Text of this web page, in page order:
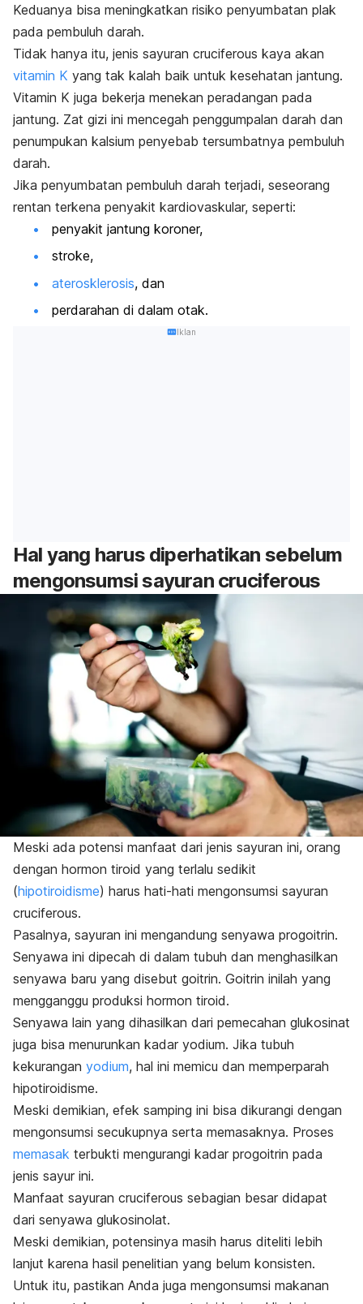
Keduanya bisa meningkatkan risiko penyumbatan plak
pada pembuluh darah.
Tidak hanya itu, jenis sayuran cruciferous kaya akan
vitamin K yang tak kalah baik untuk kesehatan jantung.
Vitamin K juga bekerja menekan peradangan pada
jantung. Zat gizi ini mencegah penggumpalan darah dan
penumpukan kalsium penyebab tersumbatnya pembuluh
darah.
Jika penyumbatan pembuluh darah terjadi, seseorang
rentan terkena penyakit kardiovaskular, seperti:
penyakit jantung koroner,
stroke,
aterosklerosis, dan
perdarahan di dalam otak.
Iklan
Hal yang harus diperhatikan sebelum
mengonsumsi sayuran cruciferous
Meski ada potensi manfaat dari jenis sayuran ini, orang
dengan hormon tiroid yang terlalu sedikit
(hipotiroidisme) harus hati-hati mengonsumsi sayuran
cruciferous.
Pasalnya, sayuran ini mengandung senyawa progoitrin.
Senyawa ini dipecah di dalam tubuh dan menghasilkan
senyawa baru yang disebut goitrin. Goitrin inilah yang
mengganggu produksi hormon tiroid.
Senyawa lain yang dihasilkan dari pemecahan glukosinat
juga bisa menurunkan kadar yodium. Jika tubuh
kekurangan yodium, hal ini memicu dan memperparah
hipotiroidisme.
Meski demikian, efek samping ini bisa dikurangi dengan
mengonsumsi secukupnya serta memasaknya. Proses
memasak terbukti mengurangi kadar progoitrin pada
jenis sayur ini.
Manfaat sayuran cruciferous sebagian besar didapat
dari senyawa glukosinolat.
Meski demikian, potensinya masih harus diteliti lebih
lanjut karena hasil penelitian yang belum konsisten.
Untuk itu, pastikan Anda juga mengonsumsi makanan